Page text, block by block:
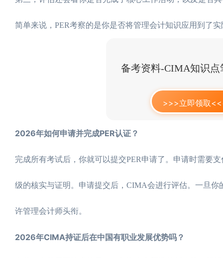
简单来说，PER考察的是你是否将管理会计知识应用到了
备考资料-CIMA知识点
>>>立即领取
2026年如何申请并完成PER认证？
完成所有考试后，你就可以提交PER申请了。申请时需要
级的核实与证明。申请提交后，CIMA会进行评估。一旦
许管理会计师头衔。
2026年CIMA持证后在中国有职业发展优势吗？